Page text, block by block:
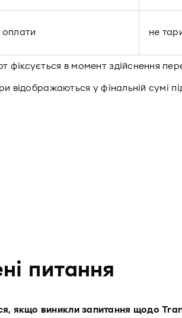
не
фіксується в момент здійснення
відображаються у фінальній сумі
питання
якщо виникли запитання щодо